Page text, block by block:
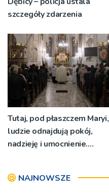
szczegóły zdarzenia
Tutaj, pod płaszczem Maryi,
ludzie odnajdują pokój,
nadzieję i umocnienie.
NAJNOWSZE